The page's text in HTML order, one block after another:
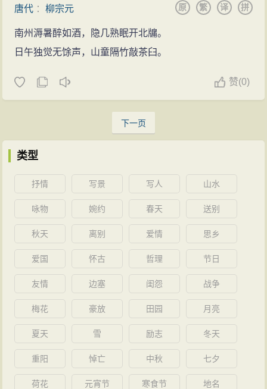
唐代 ：柳宗元 拼
译
繁
原
南州溽暑醉如酒，隐几熟眠开北牖。
日午独觉无馀声，山童隔竹敲茶臼。
赞(0)
下一页
类型
抒情 写景 写人 山水
咏物 婉约 春天 送别
秋天 离别 爱情 思乡
爱国 怀古 哲理 节日
友情 边塞 闺怨 战争
梅花 豪放 田园 月亮
夏天 雪 励志 冬天
重阳 悼亡 中秋 七夕
荷花 元宵节 寒食节 地名